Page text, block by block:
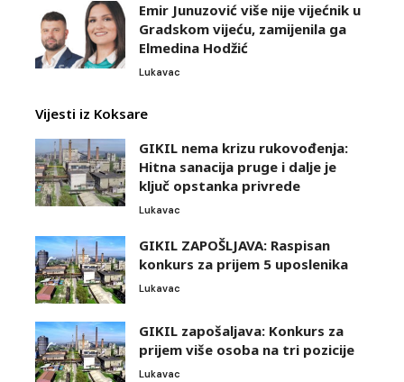
Emir Junuzović više nije vijećnik u
Gradskom vijeću, zamijenila ga
Elmedina Hodžić
Lukavac
Vijesti iz Koksare
GIKIL nema krizu rukovođenja:
Hitna sanacija pruge i dalje je
ključ opstanka privrede
Lukavac
GIKIL ZAPOŠLJAVA: Raspisan
konkurs za prijem 5 uposlenika
Lukavac
GIKIL zapošaljava: Konkurs za
prijem više osoba na tri pozicije
Lukavac